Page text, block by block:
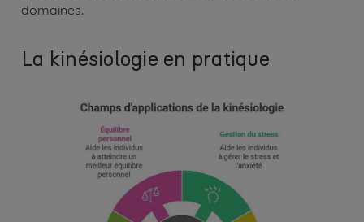
domaines.
La kinésiologie en pratique